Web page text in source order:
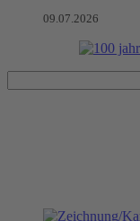
09.07.2026
AWO-